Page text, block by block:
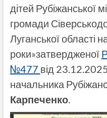
дітей Рубіжанської
громади
Луганської області
роки»затвердженої
№477 від
начальника
Карпеченко.